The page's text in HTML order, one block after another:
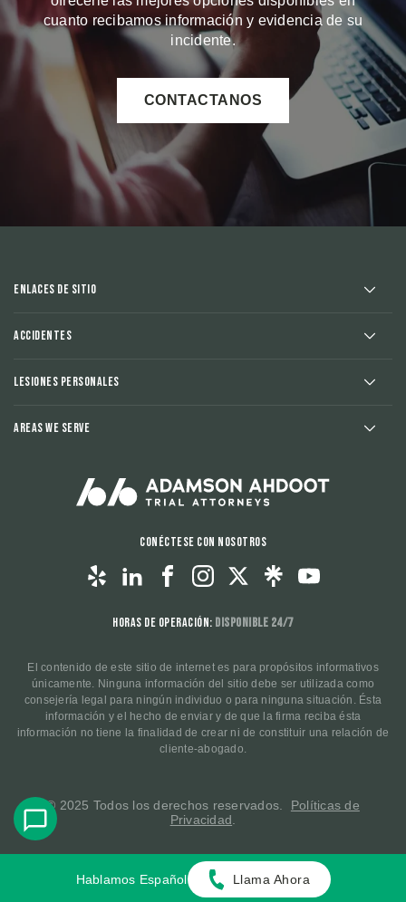
cuanto recibamos información y evidencia de su
incidente.
CONTACTANOS
Enlaces de sitio
Accidentes
Lesiones Personales
Areas We Serve
Conéctese con nosotros
Horas de operación: Disponible 24/7
El contenido de este sitio de internet es para propósitos informativos
únicamente. Ninguna información del sitio debe ser utilizada como
consejería legal para ningún individuo o para ninguna situación. Ésta
información y el hecho de enviar y de que la firma reciba ésta
información no tiene la finalidad de crear ni de constituir una relación de
cliente-abogado.
© 2025 Todos los derechos reservados. Políticas de
Privacidad
Hablamos Español Llama Ahora